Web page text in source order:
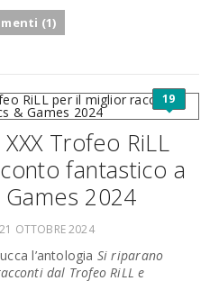
(1)
19
Trofeo RiLL
fantastico a
2024
OTTOBRE 2024
l’antologia Si riparano
dal Trofeo RiLL e